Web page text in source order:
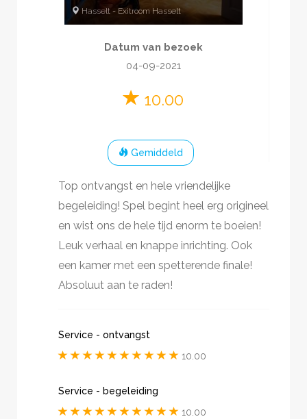
Hasselt- Exitroom Hasselt
Film
Datum van bezoek
04-09-2021
10.00
Gemiddeld
Top ontvangst en hele vriendelijke
begeleiding! Spel begint heel erg origineel
en wist ons de hele tijd enorm te boeien!
Leuk verhaal en knappe inrichting. Ook
een kamer met een spetterende finale!
Absoluut aan te raden!
Service - ontvangst
10.00
Service - begeleiding
10.00